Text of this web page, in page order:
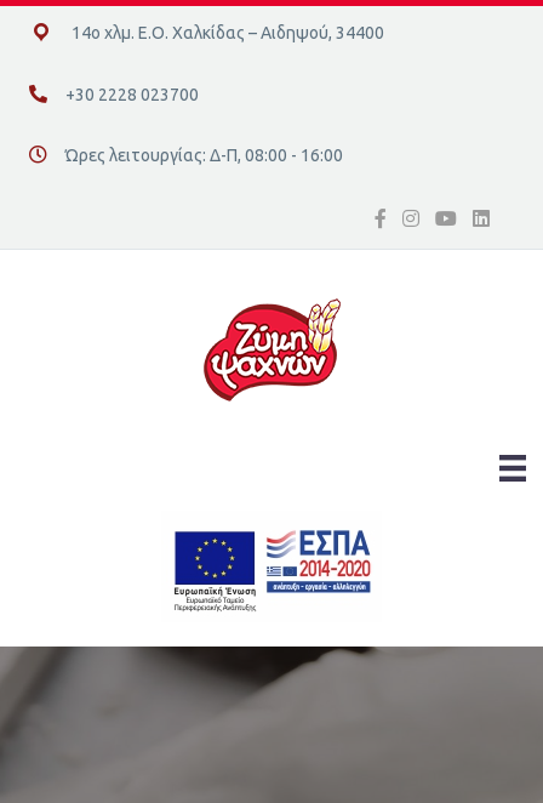
14ο χλμ. Ε.Ο. Χαλκίδας – Αιδηψού, 34400
14ο χλμ. Ε.Ο. Χαλκίδας – Αιδηψού, 34400
+30 2228 023700
+30 2228 023700
Διεύθυνση οδός 16, Ελλάδα
Ώρες λειτουργίας: Δ-Π, 08:00 - 16:00